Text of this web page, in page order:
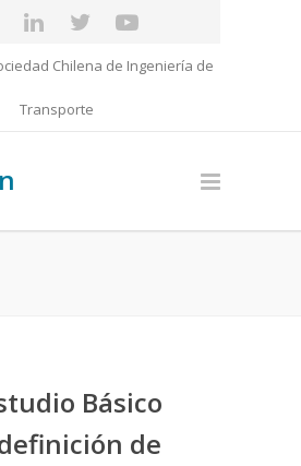
Chilena de Ingeniería de
Transporte
Básico
de